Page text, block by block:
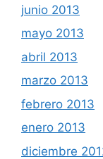
junio 2013
mayo 2013
abril 2013
marzo 2013
febrero 2013
enero 2013
diciembre